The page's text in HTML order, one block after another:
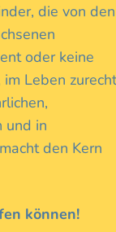
die von den
oder keine
Leben zurecht
und in
den Kern
können!